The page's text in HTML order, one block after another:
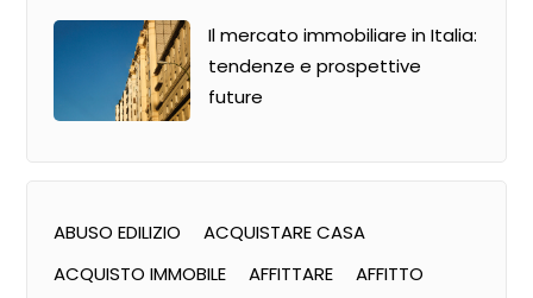
Il mercato immobiliare in Italia:
tendenze e prospettive
future
ABUSO EDILIZIO
ACQUISTARE CASA
ACQUISTO IMMOBILE
AFFITTARE
AFFITTO